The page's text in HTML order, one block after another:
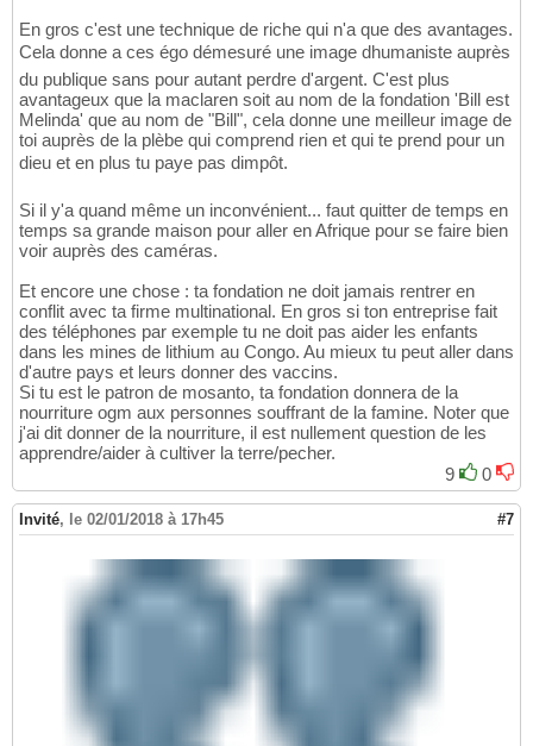
En gros c'est une technique de riche qui n'a que des avantages.
Cela donne a ces égo démesuré une image dhumaniste auprès
du publique sans pour autant perdre d'argent. C'est plus
avantageux que la maclaren soit au nom de la fondation 'Bill est
Melinda' que au nom de "Bill", cela donne une meilleur image de
toi auprès de la plèbe qui comprend rien et qui te prend pour un
dieu et en plus tu paye pas dimpôt.
Si il y'a quand même un inconvénient... faut quitter de temps en
temps sa grande maison pour aller en Afrique pour se faire bien
voir auprès des caméras.
Et encore une chose : ta fondation ne doit jamais rentrer en
conflit avec ta firme multinational. En gros si ton entreprise fait
des téléphones par exemple tu ne doit pas aider les enfants
dans les mines de lithium au Congo. Au mieux tu peut aller dans
d'autre pays et leurs donner des vaccins.
Si tu est le patron de mosanto, ta fondation donnera de la
nourriture ogm aux personnes souffrant de la famine. Noter que
j'ai dit donner de la nourriture, il est nullement question de les
apprendre/aider à cultiver la terre/pecher.
9
0
Invité, le 02/01/2018 à 17h45 #7